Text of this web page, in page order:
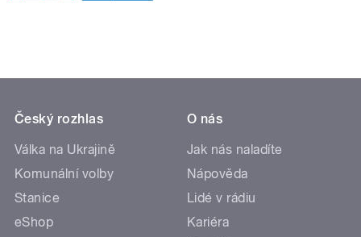
Český rozhlas
Válka na Ukrajině
Komunální volby
Stanice
eShop
O nás
Jak nás naladíte
Nápověda
Lidé v rádiu
Kariéra